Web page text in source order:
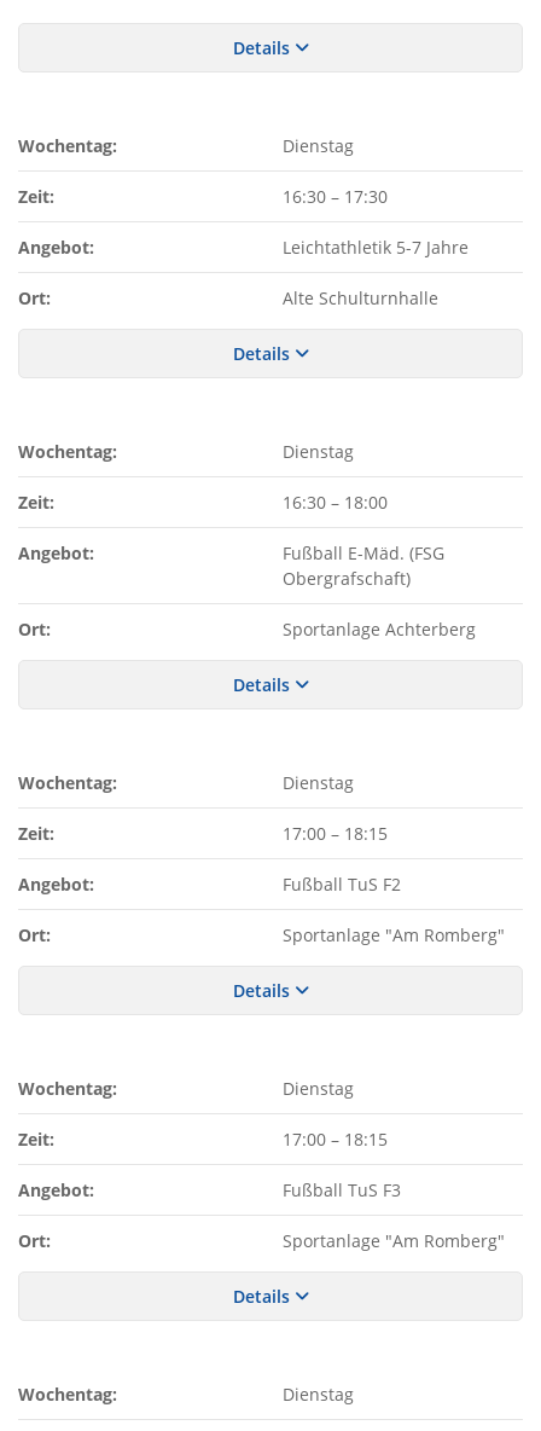
Details
Wochentag: Dienstag
Zeit: 16:30 – 17:30
Angebot: Leichtathletik 5-7 Jahre
Ort: Alte Schulturnhalle
Details
Wochentag: Dienstag
Zeit: 16:30 – 18:00
Angebot:
Fußball E-Mäd. (FSG
Obergrafschaft)
Ort: Sportanlage Achterberg
Details
Wochentag: Dienstag
Zeit: 17:00 – 18:15
Angebot: Fußball TuS F2
Ort: Sportanlage "Am Romberg"
Details
Wochentag: Dienstag
Zeit: 17:00 – 18:15
Angebot: Fußball TuS F3
Ort: Sportanlage "Am Romberg"
Details
Wochentag: Dienstag